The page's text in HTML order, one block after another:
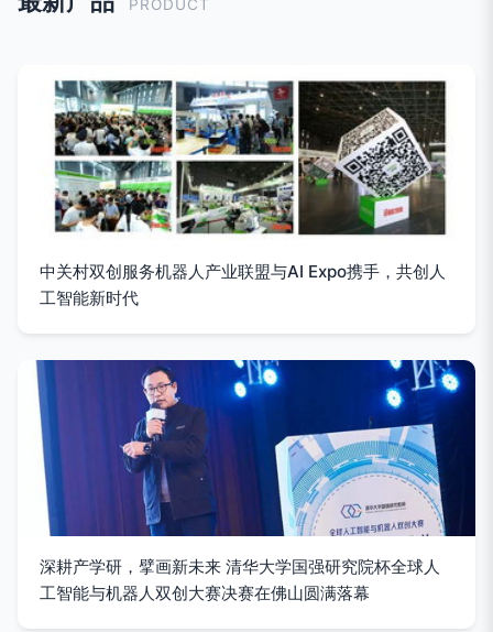
PRODUCT
中关村双创服务机器人产业联盟与AI Expo携手，共创人
工智能新时代
深耕产学研，擘画新未来 清华大学国强研究院杯全球人
工智能与机器人双创大赛决赛在佛山圆满落幕